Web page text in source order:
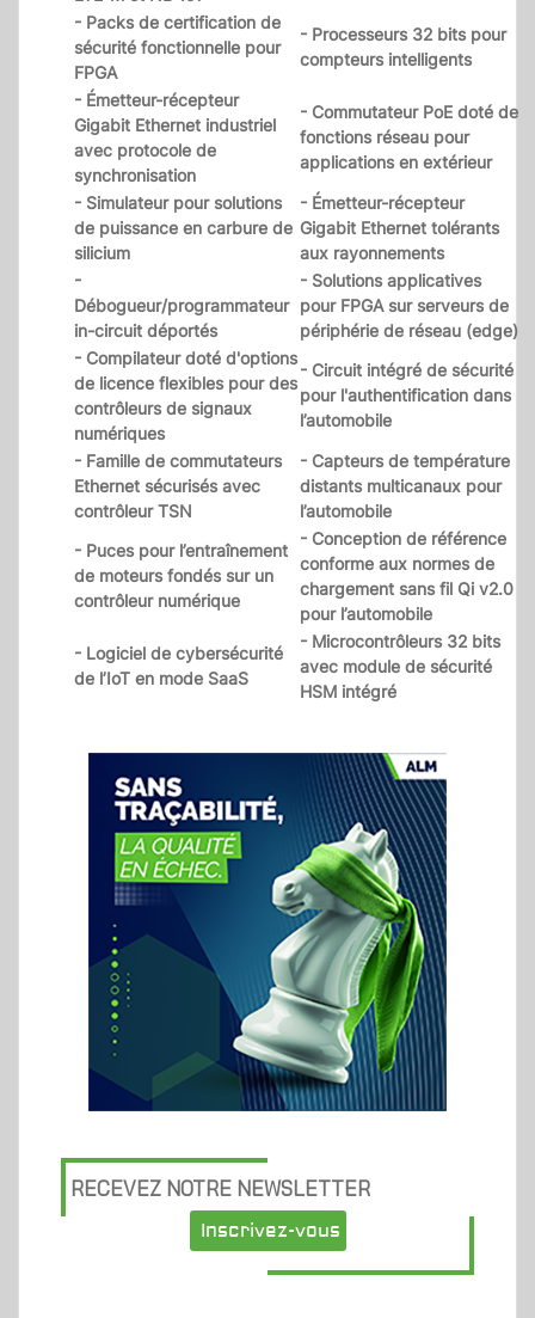
- Packs de certification de
sécurité fonctionnelle pour
FPGA
- Processeurs 32 bits pour
compteurs intelligents
- Émetteur-récepteur
Gigabit Ethernet industriel
avec protocole de
synchronisation
- Commutateur PoE doté de
fonctions réseau pour
applications en extérieur
- Simulateur pour solutions
de puissance en carbure de
silicium
- Émetteur-récepteur
Gigabit Ethernet tolérants
aux rayonnements
-
Débogueur/programmateur
in-circuit déportés
- Solutions applicatives
pour FPGA sur serveurs de
périphérie de réseau (edge)
- Compilateur doté d'options
de licence flexibles pour des
contrôleurs de signaux
numériques
- Circuit intégré de sécurité
pour l'authentification dans
l’automobile
- Famille de commutateurs
Ethernet sécurisés avec
contrôleur TSN
- Capteurs de température
distants multicanaux pour
l’automobile
- Puces pour l’entraînement
de moteurs fondés sur un
contrôleur numérique
- Conception de référence
conforme aux normes de
chargement sans fil Qi v2.0
pour l’automobile
- Logiciel de cybersécurité
de l’IoT en mode SaaS
- Microcontrôleurs 32 bits
avec module de sécurité
HSM intégré
RECEVEZ NOTRE NEWSLETTER
Inscrivez-vous